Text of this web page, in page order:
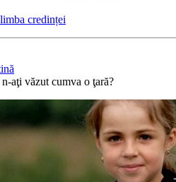
credinței
aţi văzut cumva o ţară?